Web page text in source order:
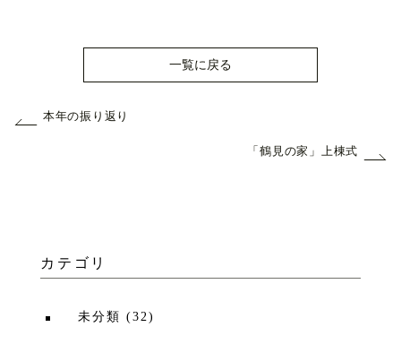
一覧に戻る
本年の振り返り
「鶴見の家」上棟式
カテゴリ
未分類 (32)